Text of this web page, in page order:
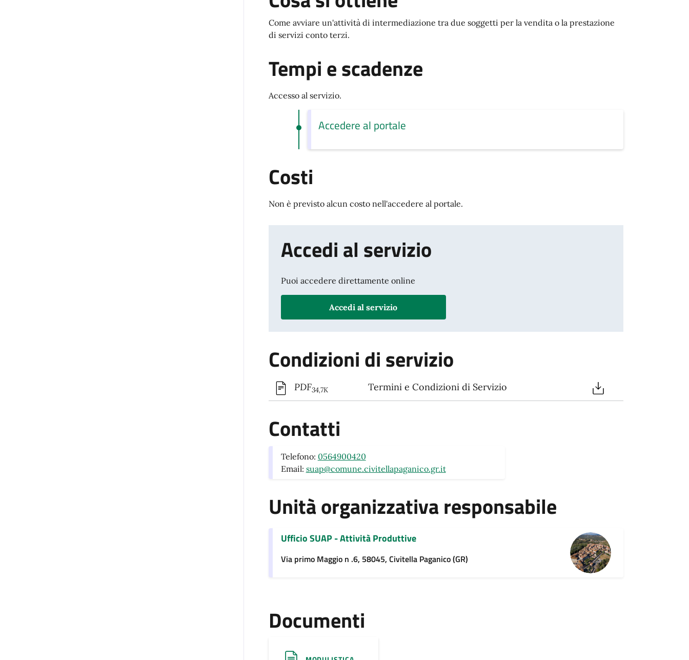
Come avviare un'attività di intermediazione tra due soggetti per la vendita o la prestazione
di servizi conto terzi.
Tempi e scadenze
Accesso al servizio.
Accedere al portale
Costi
Non è previsto alcun costo nell'accedere al portale.
Accedi al servizio
Puoi accedere direttamente online
Accedi al servizio
Condizioni di servizio
PDF34,7K Termini e Condizioni di Servizio
Contatti
Telefono: 0564900420
Email: suap@comune.civitellapaganico.gr.it
Unità organizzativa responsabile
Ufficio SUAP - Attività Produttive
Via primo Maggio n .6, 58045, Civitella Paganico (GR)
Documenti